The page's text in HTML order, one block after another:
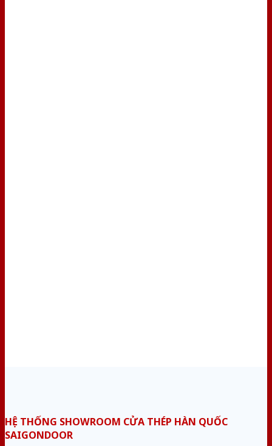
HỆ THỐNG SHOWROOM CỬA THÉP HÀN QUỐC
SAIGONDOOR